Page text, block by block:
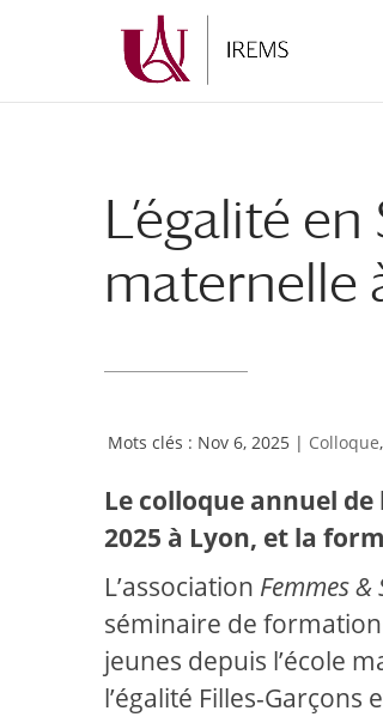
principal
navigation
L’égalité
maternelle
Nov 6, 2025 | Colloque,
Le colloque annuel de
2025 à Lyon, et la
L’association Femmes &
séminaire de
jeunes depuis l’école
l’égalité Filles-